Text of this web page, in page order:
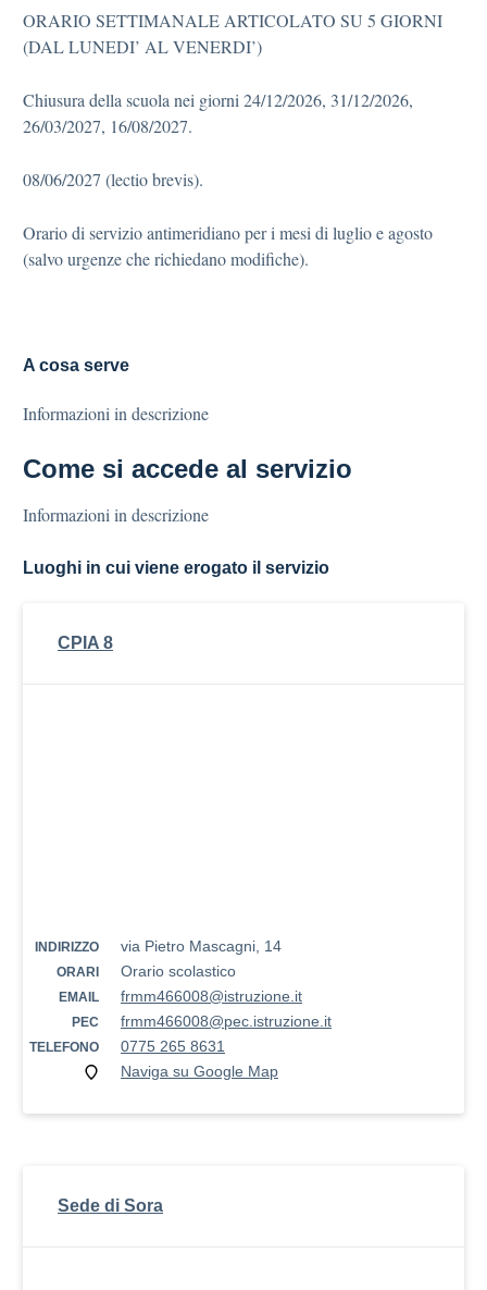
ORARIO SETTIMANALE ARTICOLATO SU 5 GIORNI
(DAL LUNEDI’ AL VENERDI’)
Chiusura della scuola nei giorni 24/12/2026, 31/12/2026,
26/03/2027, 16/08/2027.
08/06/2027 (lectio brevis).
Orario di servizio antimeridiano per i mesi di luglio e agosto
(salvo urgenze che richiedano modifiche).
A cosa serve
Informazioni in descrizione
Come si accede al servizio
Informazioni in descrizione
Luoghi in cui viene erogato il servizio
CPIA 8
INDIRIZZO via Pietro Mascagni, 14
ORARI Orario scolastico
EMAIL frmm466008@istruzione.it
PEC frmm466008@pec.istruzione.it
TELEFONO
0775 265 8631
Naviga su Google Map
Sede di Sora